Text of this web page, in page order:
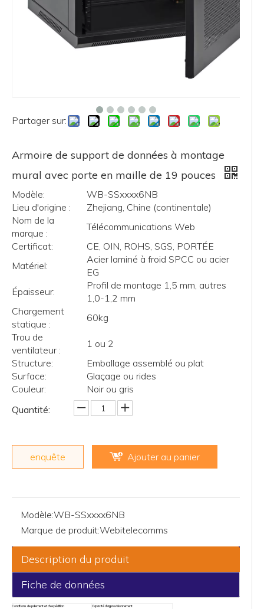
Partager sur:
Armoire de support de données à montage
mural avec porte en maille de 19 pouces
Modèle:
WB-SSxxxx6NB
Lieu d'origine :
Zhejiang, Chine (continentale)
Nom de la
marque :
Télécommunications Web
Certificat:
CE, OIN, ROHS, SGS, PORTÉE
Matériel:
Acier laminé à froid SPCC ou acier
EG
Épaisseur:
Profil de montage 1,5 mm, autres
1,0-1,2 mm
Chargement
statique :
60kg
Trou de
ventilateur :
1 ou 2
Structure:
Emballage assemblé ou plat
Surface:
Glaçage ou rides
Couleur:
Noir ou gris
Quantité:
enquête Ajouter au panier
Modèle:WB-SSxxxx6NB
Marque de produit:Webitelecomms
Description du produit
Fiche de données
Conditions de paiement et d'expédition Capacité d'approvisionnement